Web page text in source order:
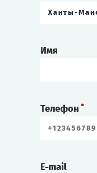
Ханты-
Имя
Телефон
E-mail